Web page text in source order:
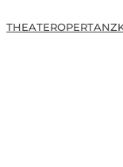
THEATEROPERTANZ